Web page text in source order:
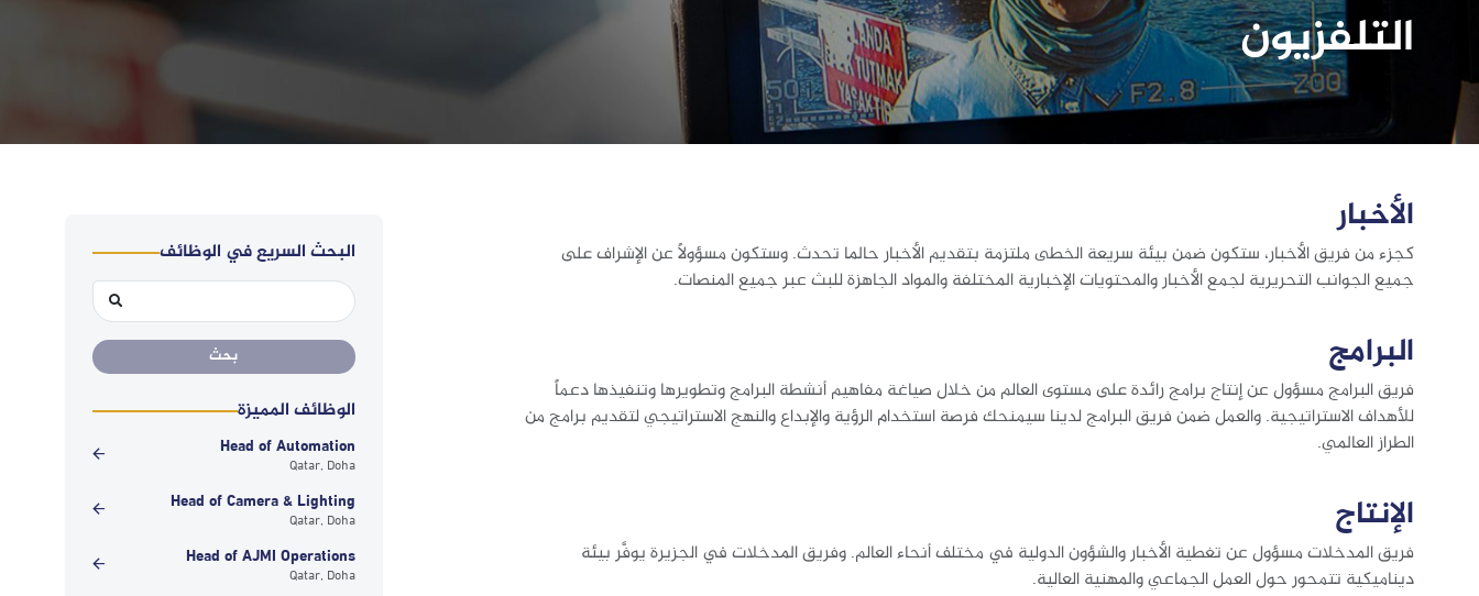
التلفزيون
الأخبار
كجزء من فريق الأخبار، ستكون ضمن بيئة سريعة الخطى ملتزمة بتقديم الأخبار حالما تحدث. وستكون مسؤولاً عن الإشراف على
جميع الجوانب التحريرية لجمع الأخبار والمحتويات الإخبارية المختلفة والمواد الجاهزة للبث عبر جميع المنصات.
البرامج
فريق البرامج مسؤول عن إنتاج برامج رائدة على مستوى العالم من خلال صياغة مفاهيم أنشطة البرامج وتطويرها وتنفيذها دعماً
للأهداف الاستراتيجية. والعمل ضمن فريق البرامج لدينا سيمنحك فرصة استخدام الرؤية والإبداع والنهج الاستراتيجي لتقديم برامج من
الطراز العالمي.
الإنتاج
فريق المدخلات مسؤول عن تغطية الأخبار والشؤون الدولية في مختلف أنحاء العالم. وفريق المدخلات في الجزيرة يوفَّر بيئة
ديناميكية تتمحور حول العمل الجماعي والمهنية العالية.
البحث السريع في الوظائف
الوظائف المميزة
Head of Automation
Qatar, Doha
Head of Camera & Lighting
Qatar, Doha
Head of AJMI Operations
Qatar, Doha